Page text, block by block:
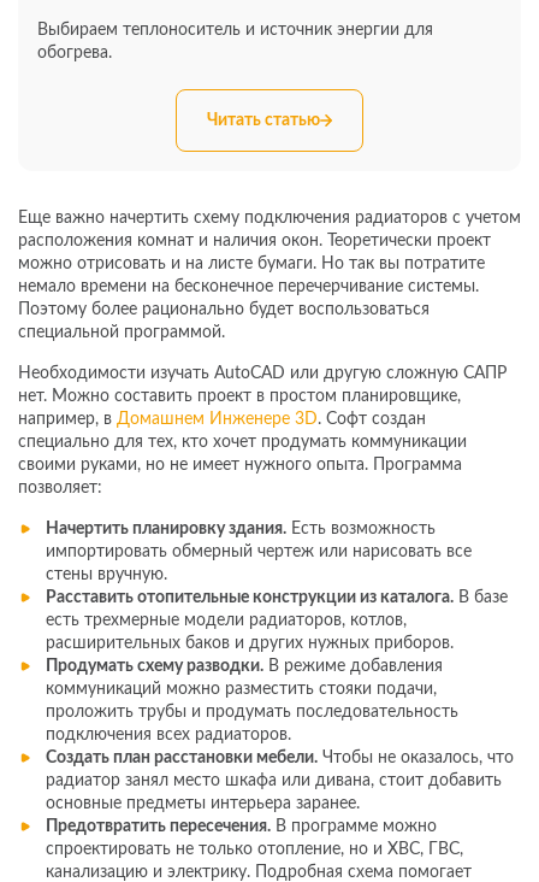
Выбираем теплоноситель и источник энергии для
обогрева.
Читать статью
Еще важно начертить схему подключения радиаторов с учетом
расположения комнат и наличия окон. Теоретически проект
можно отрисовать и на листе бумаги. Но так вы потратите
немало времени на бесконечное перечерчивание системы.
Поэтому более рационально будет воспользоваться
специальной программой.
Необходимости изучать AutoCAD или другую сложную САПР
нет. Можно составить проект в простом планировщике,
например, в Домашнем Инженере 3D. Софт создан
специально для тех, кто хочет продумать коммуникации
своими руками, но не имеет нужного опыта. Программа
позволяет:
Начертить планировку здания. Есть возможность
импортировать обмерный чертеж или нарисовать все
стены вручную.
Расставить отопительные конструкции из каталога. В базе
есть трехмерные модели радиаторов, котлов,
расширительных баков и других нужных приборов.
Продумать схему разводки. В режиме добавления
коммуникаций можно разместить стояки подачи,
проложить трубы и продумать последовательность
подключения всех радиаторов.
Создать план расстановки мебели. Чтобы не оказалось, что
радиатор занял место шкафа или дивана, стоит добавить
основные предметы интерьера заранее.
Предотвратить пересечения. В программе можно
спроектировать не только отопление, но и ХВС, ГВС,
канализацию и электрику. Подробная схема помогает